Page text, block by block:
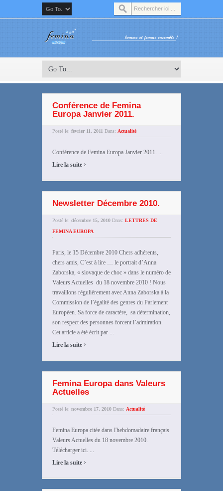
Conférence de Femina
Europa Janvier 2011.
Posté le: février 11, 2011 Dans: Actualité
Conférence de Femina Europa Janvier 2011. ...
Lire la suite ›
Newsletter Décembre 2010.
Posté le: décembre 15, 2010 Dans: LETTRES DE
FEMINA EUROPA
Paris, le 15 Décembre 2010 Chers adhérents,
chers amis, C’est à lire … le portrait d’Anna
Zaborska, « slovaque de choc » dans le numéro de
Valeurs Actuelles du 18 novembre 2010 ! Nous
travaillons régulièrement avec Anna Zaborska à la
Commission de l’égalité des genres du Parlement
Européen. Sa force de caractère, sa détermination,
son respect des personnes forcent l’admiration.
Cet article a été écrit par ...
Lire la suite ›
Femina Europa dans Valeurs
Actuelles
Posté le: novembre 17, 2010 Dans: Actualité
Femina Europa citée dans l'hebdomadaire français
Valeurs Actuelles du 18 novembre 2010.
Télécharger ici. ...
Lire la suite ›